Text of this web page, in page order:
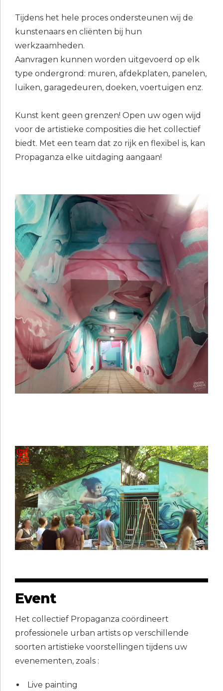
Tijdens het hele proces ondersteunen wij de
kunstenaars en cliënten bij hun
werkzaamheden.
Aanvragen kunnen worden uitgevoerd op elk
type ondergrond: muren, afdekplaten, panelen,
luiken, garagedeuren, doeken, voertuigen enz.
Kunst kent geen grenzen! Open uw ogen wijd
voor de artistieke composities die het collectief
biedt. Met een team dat zo rijk en flexibel is, kan
Propaganza elke uitdaging aangaan!
Event
Het collectief Propaganza coördineert
professionele urban artists op verschillende
soorten artistieke voorstellingen tijdens uw
evenementen, zoals :
Live painting